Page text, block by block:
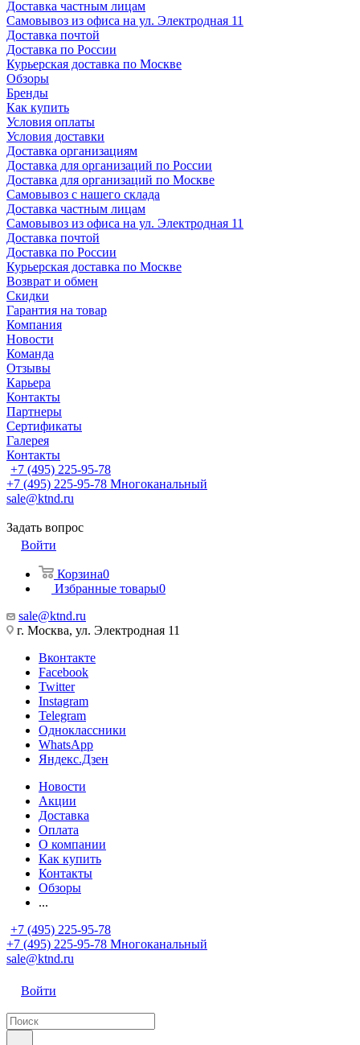
Доставка частным лицам
Самовывоз из офиса на ул. Электродная 11
Доставка почтой
Доставка по России
Курьерская доставка по Москве
Обзоры
Бренды
Как купить
Условия оплаты
Условия доставки
Доставка организациям
Доставка для организаций по России
Доставка для организаций по Москве
Самовывоз с нашего склада
Доставка частным лицам
Самовывоз из офиса на ул. Электродная 11
Доставка почтой
Доставка по России
Курьерская доставка по Москве
Возврат и обмен
Скидки
Гарантия на товар
Компания
Новости
Команда
Отзывы
Карьера
Контакты
Партнеры
Сертификаты
Галерея
Контакты
+7 (495) 225-95-78
+7 (495) 225-95-78 Многоканальный
sale@ktnd.ru
Задать вопрос
Войти
Корзина0
Избранные товары0
sale@ktnd.ru
г. Москва, ул. Электродная 11
Вконтакте
Facebook
Twitter
Instagram
Telegram
Одноклассники
WhatsApp
Яндекс.Дзен
Новости
Акции
Доставка
Оплата
О компании
Как купить
Контакты
Обзоры
...
+7 (495) 225-95-78
+7 (495) 225-95-78 Многоканальный
sale@ktnd.ru
Войти